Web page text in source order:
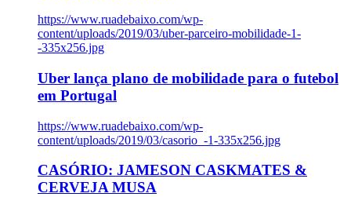
https://www.ruadebaixo.com/wp-
content/uploads/2019/03/uber-parceiro-mobilidade-1-
-335x256.jpg
Uber lança plano de mobilidade para o futebol
em Portugal
https://www.ruadebaixo.com/wp-
content/uploads/2019/03/casorio_-1-335x256.jpg
CASÓRIO: JAMESON CASKMATES &
CERVEJA MUSA